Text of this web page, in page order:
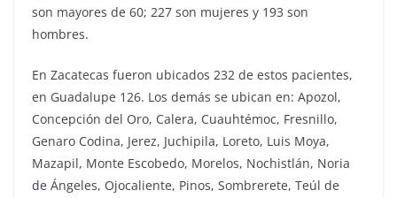
son mayores de 60; 227 son mujeres y 193 son
hombres.
En Zacatecas fueron ubicados 232 de estos pacientes,
en Guadalupe 126. Los demás se ubican en: Apozol,
Concepción del Oro, Calera, Cuauhtémoc, Fresnillo,
Genaro Codina, Jerez, Juchipila, Loreto, Luis Moya,
Mazapil, Monte Escobedo, Morelos, Nochistlán, Noria
de Ángeles, Ojocaliente, Pinos, Sombrerete, Teúl de